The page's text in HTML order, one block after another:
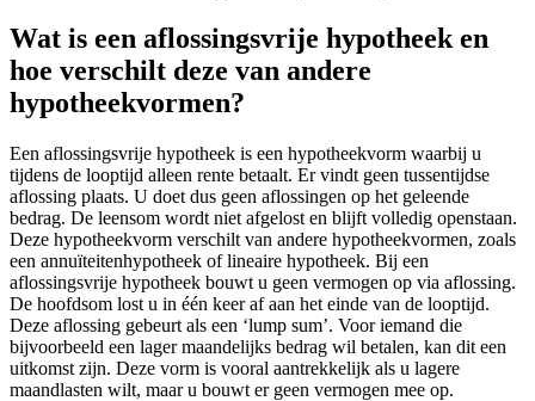
Wat is een aflossingsvrije hypotheek en
hoe verschilt deze van andere
hypotheekvormen?
Een aflossingsvrije hypotheek is een hypotheekvorm waarbij u
tijdens de looptijd alleen rente betaalt. Er vindt geen tussentijdse
aflossing plaats. U doet dus geen aflossingen op het geleende
bedrag. De leensom wordt niet afgelost en blijft volledig openstaan.
Deze hypotheekvorm verschilt van andere hypotheekvormen, zoals
een annuïteitenhypotheek of lineaire hypotheek. Bij een
aflossingsvrije hypotheek bouwt u geen vermogen op via aflossing.
De hoofdsom lost u in één keer af aan het einde van de looptijd.
Deze aflossing gebeurt als een ‘lump sum’. Voor iemand die
bijvoorbeeld een lager maandelijks bedrag wil betalen, kan dit een
uitkomst zijn. Deze vorm is vooral aantrekkelijk als u lagere
maandlasten wilt, maar u bouwt er geen vermogen mee op.